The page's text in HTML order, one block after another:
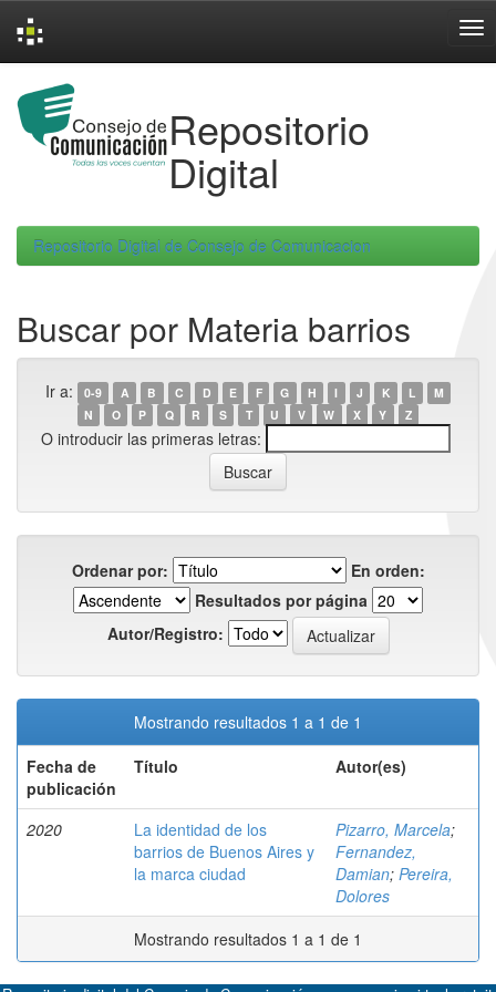
navigation
Repositorio
Digital
Repositorio Digital de Consejo de Comunicacion
Buscar por Materia barrios
Ir a: 0-9 A B C D E F G H I J K L
M
N
O P Q R S T U V W X Y Z
O introducir las primeras letras:
Ordenar por:
En orden:
Resultados por página
Autor/Registro:
Mostrando resultados 1 a 1 de 1
Fecha de
publicación
Título Autor(es)
2020
La identidad de los
barrios de Buenos Aires y
la marca ciudad
Pizarro, Marcela;
Fernandez,
Damian; Pereira,
Dolores
Mostrando resultados 1 a 1 de 1